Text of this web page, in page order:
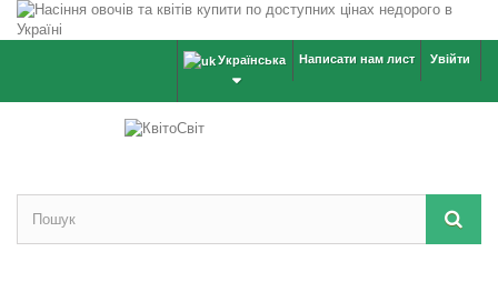
Увійти
Написати нам лист
Українська